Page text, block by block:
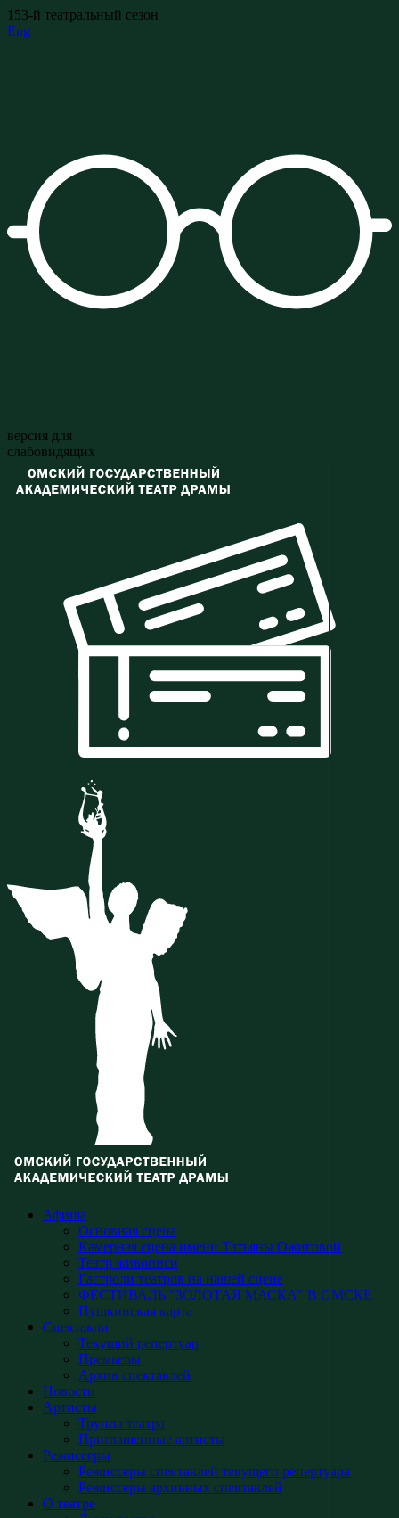
153-й театральный сезон
Eng
версия для
слабовидящих
Афиша
Основная сцена
Камерная сцена имени Татьяны Ожиговой
Театр живописи
Гастроли театров на нашей сцене
ФЕСТИВАЛЬ "ЗОЛОТАЯ МАСКА" В ОМСКЕ
Пушкинская карта
Спектакли
Текущий репертуар
Премьеры
Архив спектаклей
Новости
Артисты
Труппа театра
Приглашенные артисты
Режиссеры
Режиссеры спектаклей текущего репертуара
Режиссеры архивных спектаклей
О театре